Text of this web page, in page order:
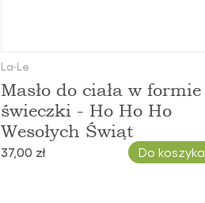
La∙Le
Masło do ciała w formie
świeczki - Ho Ho Ho
Wesołych Świąt
37,00 zł Do koszyka